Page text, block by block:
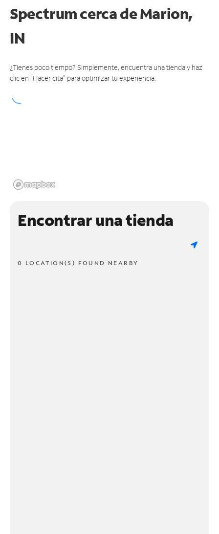
Spectrumcerca de Marion,
IN
¿Tienes poco tiempo? Simplemente, encuentra una tienda y haz
clic en "Hacer cita" para optimizar tu experiencia.
Encontrar una tienda
0 LOCATION(S) FOUND NEARBY